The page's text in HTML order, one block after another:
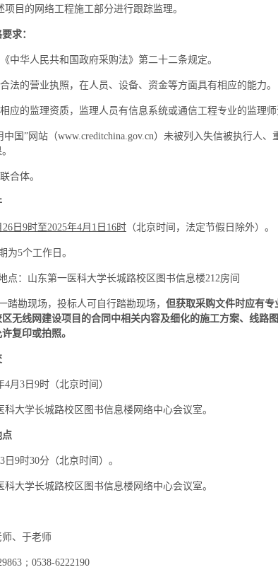
目的网络工程施工部分进行跟踪监理。
求：
中华人民共和国政府采购法》第二十二条规定。
法的营业执照，在人员、设备、资金等方面具有相应的能力。
应的监理资质，监理人员有信息系统或通信工程专业的监理师
中国”网站（www.creditchina.gov.cn）未被列入失信被执行人、
合体。
26 日 9时至2025年4月 1 日 16时 （北京时间，法定节假日除外）。
为5个工作日。
点：山东第一医科大学长城路校区图书信息楼212房间
踏勘现场，投标人可自行踏勘现场， 但获取采购文件时应有
区无线网建设项目的合同中相关内容及细化的施工方案、线路
复印或拍照。
4月 3 日 9时（北京时间）
科大学长城路校区图书信息楼网络中心会议室。
点
3 日 9时30分（北京时间）。
科大学长城路校区图书信息楼网络中心会议室。
、于老师
； 0538-6222190